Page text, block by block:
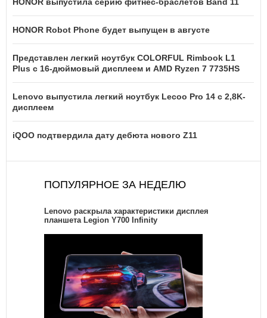
HONOR Robot Phone будет выпущен в августе
Представлен легкий ноутбук COLORFUL Rimbook L1
Plus с 16-дюймовый дисплеем и AMD Ryzen 7 7735HS
Lenovo выпустила легкий ноутбук Lecoo Pro 14 с 2,8K-
дисплеем
iQOO подтвердила дату дебюта нового Z11
ПОПУЛЯРНОЕ ЗА НЕДЕЛЮ
Lenovo раскрыла характеристики дисплея
планшета Legion Y700 Infinity